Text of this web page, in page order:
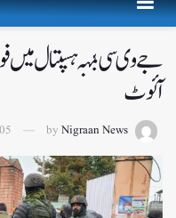
جے وی سی بمنہ ہسپتال میں
آئوٹ
by Nigraan News